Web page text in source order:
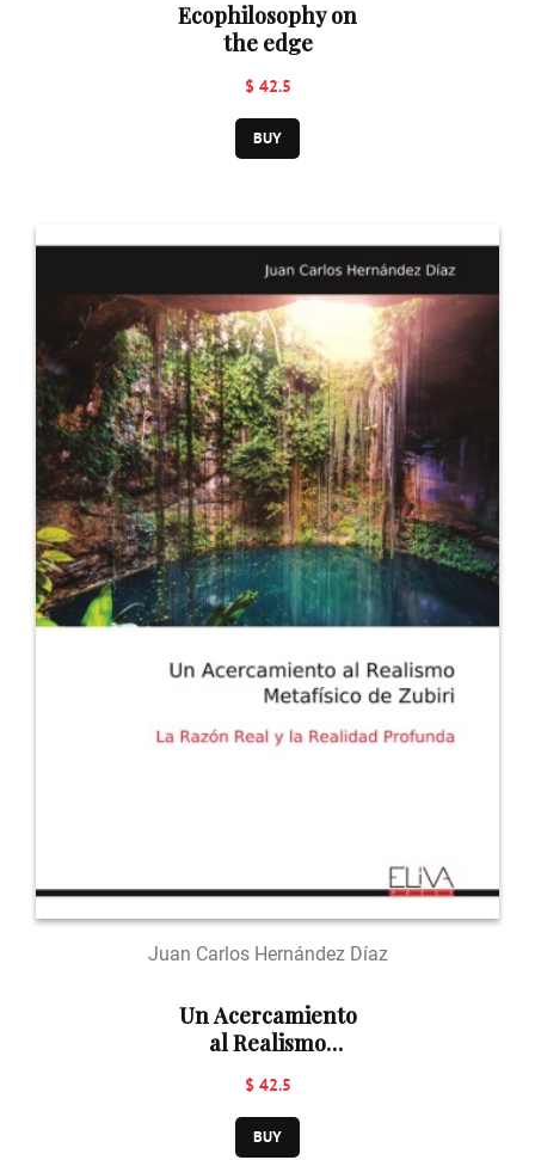
Ecophilosophy on
the edge
$ 42.5
BUY
Juan Carlos Hernández Díaz
Un Acercamiento
al Realismo
Zubiri
$ 42.5
BUY